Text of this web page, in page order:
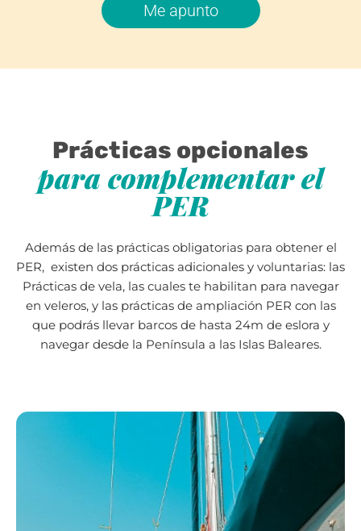
Me apunto
Prácticas opcionales
para complementar el
PER
Además de las prácticas obligatorias para obtener el
PER, existen dos prácticas adicionales y voluntarias: las
Prácticas de vela, las cuales te habilitan para navegar
en veleros, y las prácticas de ampliación PER con las
que podrás llevar barcos de hasta 24m de eslora y
navegar desde la Península a las Islas Baleares.